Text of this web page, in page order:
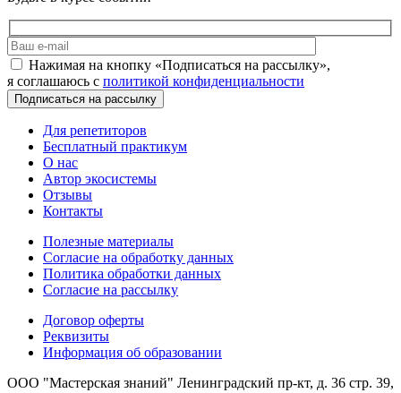
Нажимая на кнопку «Подписаться на рассылку»,
я соглашаюсь с политикой конфиденциальности
Для репетиторов
Бесплатный практикум
О нас
Автор экосистемы
Отзывы
Контакты
Полезные материалы
Согласие на обработку данных
Политика обработки данных
Согласие на рассылку
Договор оферты
Реквизиты
Информация об образовании
ООО "Мастерская знаний" Ленинградский пр-кт, д. 36 стр. 39,